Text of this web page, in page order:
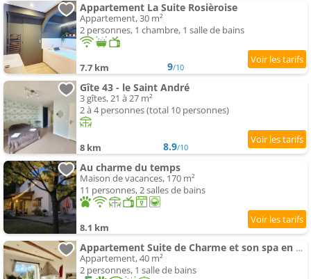
Appartement La Suite Rosièroise
Appartement, 30 m²
2 personnes, 1 chambre, 1 salle de bains
7.7 km 9/10
Gîte 43 - le Saint André
3 gîtes, 21 à 27 m²
2 à 4 personnes (total 10 personnes)
8 km 8.9/10
Au charme du temps
Maison de vacances, 170 m²
11 personnes, 2 salles de bains
8.1 km
Appartement Suite de Charme et son spa en pleine nature
Appartement, 40 m²
2 personnes, 1 salle de bains